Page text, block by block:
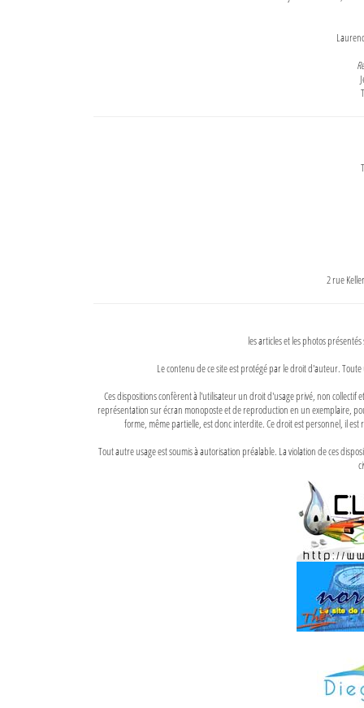
2 rue
les articles et les photos
Le contenu de ce site est protégé par le droit d'auteur.
Ces dispositions confèrent à l'utilisateur un droit d'usage privé, non
représentation sur écran monoposte et de reproduction en un exemplaire,
forme, même partielle, est donc interdite. Ce droit est personnel, il
Tout autre usage est soumis à autorisation préalable. La violation de ces